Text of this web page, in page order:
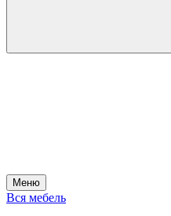
Меню
Вся мебель